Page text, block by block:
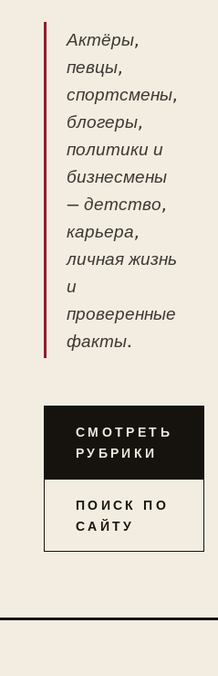
Актёры,
певцы,
спортсмены,
блогеры,
политики и
бизнесмены
— детство,
карьера,
личная жизнь
и
проверенные
факты.
СМОТРЕТЬ
РУБРИКИ
ПОИСК ПО
САЙТУ